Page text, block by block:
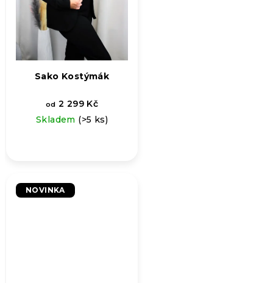
Sako Kostýmák
od 2 299 Kč
Skladem (>5 ks)
NOVINKA